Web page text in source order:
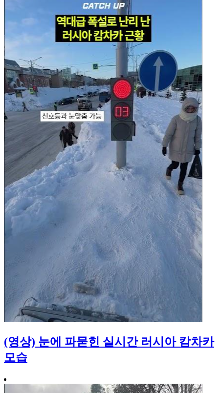
(영상) 눈에 파묻힌 실시간 러시아 캄차카
모습